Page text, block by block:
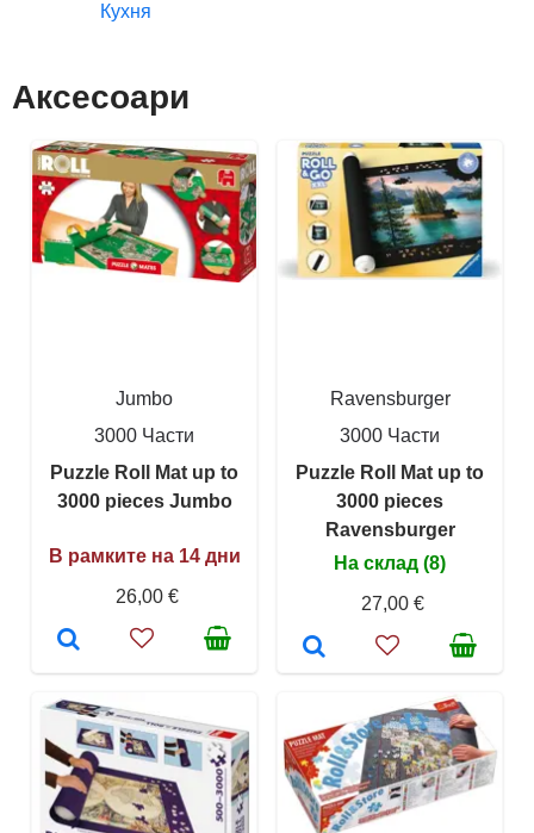
Кухня
Аксесоари
Jumbo
3000 Части
Puzzle Roll Mat up to
3000 pieces Jumbo
В рамките на 14 дни
26,00 €
Ravensburger
3000 Части
Puzzle Roll Mat up to
3000 pieces
Ravensburger
На склад (8)
27,00 €